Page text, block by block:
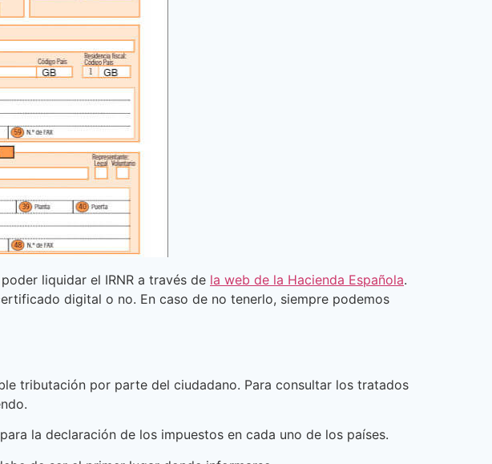
liquidar el IRNR a través de la web de la Hacienda Española.
digital o no. En caso de no tenerlo, siempre podemos
tributación por parte del ciudadano. Para consultar los tratados
la declaración de los impuestos en cada uno de los países.